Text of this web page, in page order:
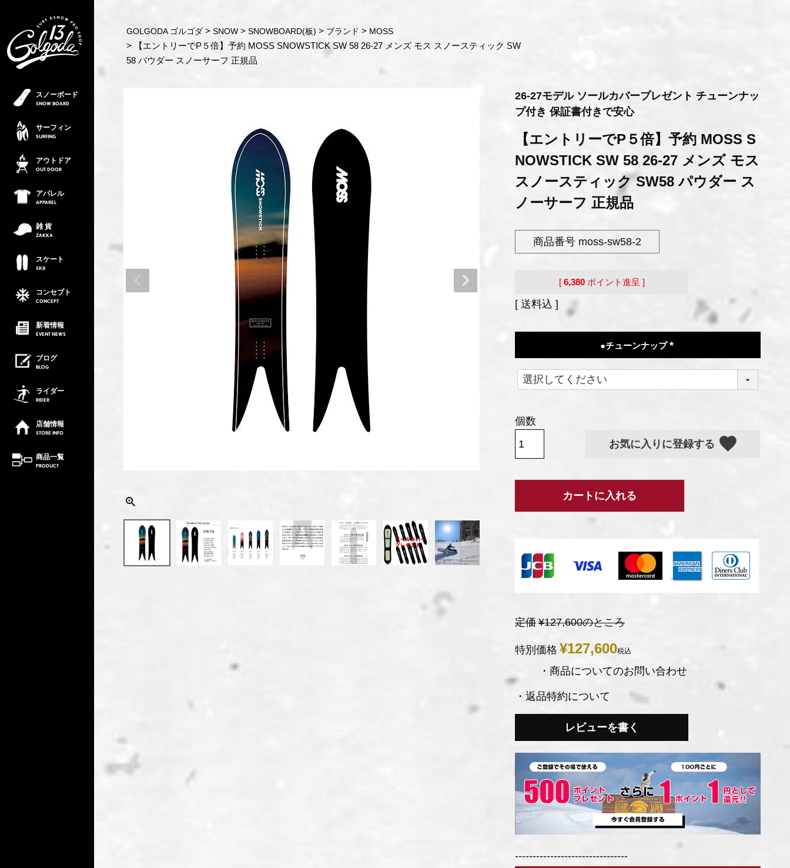
スノーボード
SNOW BOARD
サーフィン
SURFING
アウトドア
OUT DOOR
アパレル
APPAREL
雑 貨
ZAKKA
スケート
SK8
コンセプト
CONCEPT
新着情報
EVENT NEWS
ブログ
BLOG
ライダー
RIDER
店舗情報
STORE INFO
商品一覧
PRODUCT
GOLGODA ゴルゴダ SNOW SNOWBOARD(板) ブランド MOSS
【エントリーでP５倍】予約 MOSS SNOWSTICK SW 58 26-27 メンズ モス スノースティック SW
58 パウダー スノーサーフ 正規品
26-27モデル ソールカバープレゼント チューンナッ
プ付き 保証書付きで安心
【エントリーでP５倍】予約 MOSS S
NOWSTICK SW 58 26-27 メンズ モス
スノースティック SW58 パウダー ス
ノーサーフ 正規品
商品番号 moss-sw58-2
[ 6,380 ポイント進呈 ]
送料込
●チューンナップ
須
お気に入りに登録する
カートに入れる
定価 ¥127,600のところ
特別価格 ¥127,600税込
・商品についてのお問い合わせ
・返品特約について
レビューを書く
--------------------------------